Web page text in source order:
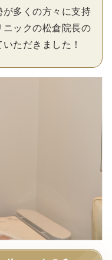
多くの方々に支持
ニックの松倉院長の
ただきました！